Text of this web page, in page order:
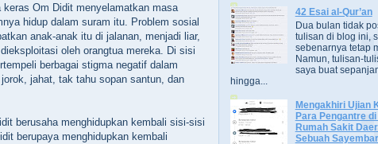
keras Om Didit menyelamatkan masa
hidup dalam suram itu. Problem sosial
anak-anak itu di jalanan, menjadi liar,
oleh orangtua mereka. Di sisi
berbagai stigma negatif dalam
jahat, tak tahu sopan santun, dan
berusaha menghidupkan kembali sisi-sisi
berupaya menghidupkan kembali
42 Esai al-Qur’an
Dua bulan tidak
tulisan di blog ini,
sebenarnya tetap
Namun, tulisan-
saya buat
hingga...
Mengakhiri Ujian
Para Pengantre di
Rumah Sakit
Sebuah